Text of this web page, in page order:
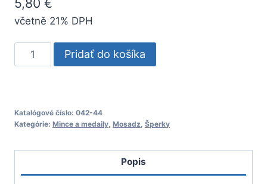
5,80 €
včetně 21% DPH
množstvo
042-
amulet
prívesok
Pridať do košíka
Katalógové číslo: 042-44
Kategórie: Mince a medaily Mosadz Šperky
Popis